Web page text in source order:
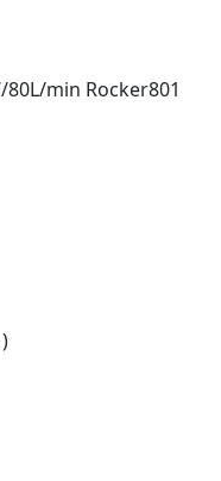
80L/min Rocker801